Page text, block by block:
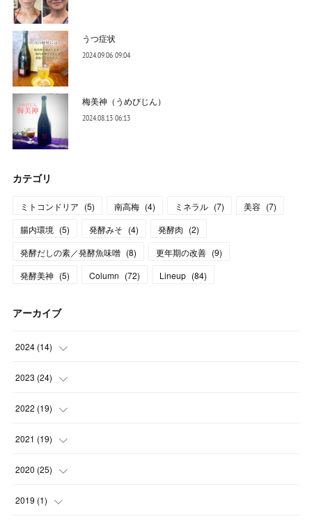
うつ症状
2024.09.06 09:04
梅美神（うめびじん）
2024.08.13 06:13
カテゴリ
ミトコンドリア (5) 南高梅 (4) ミネラル (7) 美容 (7)
腸内環境 (5) 発酵みそ (4) 発酵肉 (2)
発酵だしの素／発酵魚味噌 (8) 更年期の改善 (9)
発酵美神 (5) Column (72) Lineup (84)
アーカイブ
2024 (14)
(3
(1
(1
(1
2023 (24)
(13 )
(1
(2
(
2022 (19)
(1
(2
(
2021 (19)
(1
( )
2020 (25)
( )
2019 (1)